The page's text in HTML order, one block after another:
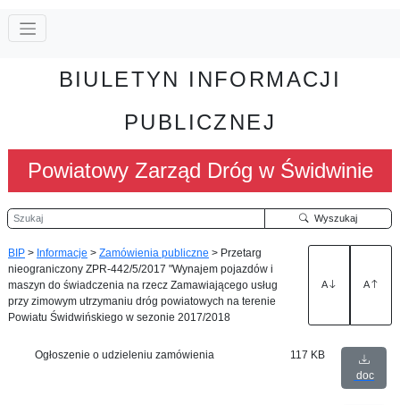
BIULETYN INFORMACJI
PUBLICZNEJ
Powiatowy Zarząd Dróg w Świdwinie
Szukaj Wyszukaj
BIP > Informacje > Zamówienia publiczne > Przetarg
nieograniczony ZPR-442/5/2017 "Wynajem pojazdów i
maszyn do świadczenia na rzecz Zamawiającego usług
przy zimowym utrzymaniu dróg powiatowych na terenie
Powiatu Świdwińskiego w sezonie 2017/2018
A A
Ogłoszenie o udzieleniu zamówienia
117 KB
doc